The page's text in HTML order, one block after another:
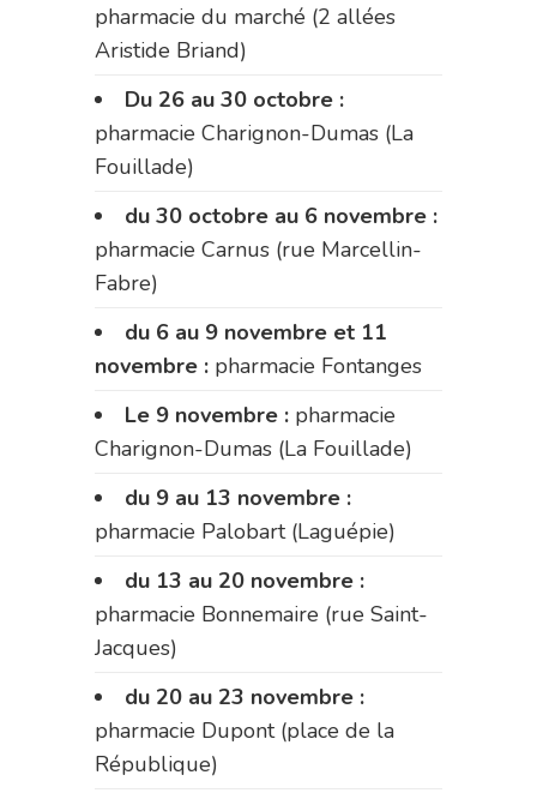
pharmacie du marché (2 allées
Aristide Briand)
Du 26 au 30 octobre :
pharmacie Charignon-Dumas (La
Fouillade)
du 30 octobre au 6 novembre :
pharmacie Carnus (rue Marcellin-
Fabre)
du 6 au 9 novembre et 11
novembre : pharmacie Fontanges
Le 9 novembre : pharmacie
Charignon-Dumas (La Fouillade)
du 9 au 13 novembre :
pharmacie Palobart (Laguépie)
du 13 au 20 novembre :
pharmacie Bonnemaire (rue Saint-
Jacques)
du 20 au 23 novembre :
pharmacie Dupont (place de la
République)